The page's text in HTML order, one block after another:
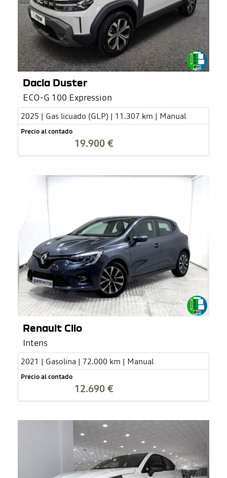
Dacia Duster
ECO-G 100 Expression
2025 | Gas licuado (GLP) | 11.307 km | Manual
Precio al contado
19.900 €
Renault Clio
Intens
2021 | Gasolina | 72.000 km | Manual
Precio al contado
12.690 €